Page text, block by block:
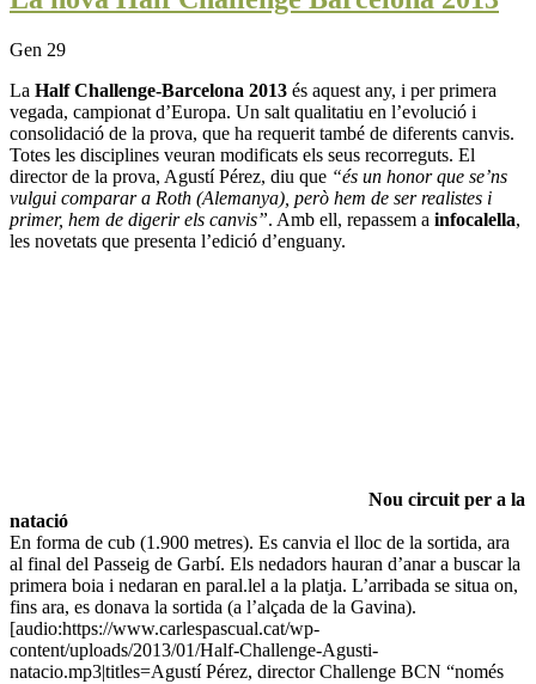
Gen 29
La Half Challenge-Barcelona 2013 és aquest any, i per primera
vegada, campionat d’Europa. Un salt qualitatiu en l’evolució i
consolidació de la prova, que ha requerit també de diferents canvis.
Totes les disciplines veuran modificats els seus recorreguts. El
director de la prova, Agustí Pérez, diu que “és un honor que se’ns
vulgui comparar a Roth (Alemanya), però hem de ser realistes i
primer, hem de digerir els canvis”. Amb ell, repassem a infocalella,
les novetats que presenta l’edició d’enguany.
Nou circuit per a la
natació
En forma de cub (1.900 metres). Es canvia el lloc de la sortida, ara
al final del Passeig de Garbí. Els nedadors hauran d’anar a buscar la
primera boia i nedaran en paral.lel a la platja. L’arribada se situa on,
fins ara, es donava la sortida (a l’alçada de la Gavina).
[audio:https://www.carlespascual.cat/wp-
content/uploads/2013/01/Half-Challenge-Agusti-
natacio.mp3|titles=Agustí Pérez, director Challenge BCN “només